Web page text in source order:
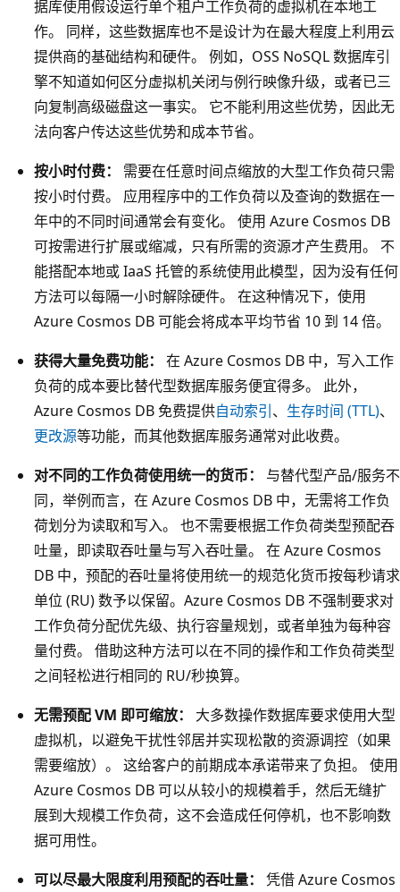
据库使用假设运行单个租户工作负荷的虚拟机在本地工
作。 同样，这些数据库也不是设计为在最大程度上利用云
提供商的基础结构和硬件。 例如，OSS NoSQL 数据库引
擎不知道如何区分虚拟机关闭与例行映像升级，或者已三
向复制高级磁盘这一事实。 它不能利用这些优势，因此无
法向客户传达这些优势和成本节省。
按小时付费：
需要在任意时间点缩放的大型工作负荷只需
按小时付费。 应用程序中的工作负荷以及查询的数据在一
年中的不同时间通常会有变化。 使用 Azure Cosmos DB
可按需进行扩展或缩减，只有所需的资源才产生费用。 不
能搭配本地或 IaaS 托管的系统使用此模型，因为没有任何
方法可以每隔一小时解除硬件。 在这种情况下，使用
Azure Cosmos DB 可能会将成本平均节省 10 到 14 倍。
获得大量免费功能：
在 Azure Cosmos DB 中，写入工作
负荷的成本要比替代型数据库服务便宜得多。 此外，
Azure Cosmos DB 免费提供自动索引、 生存时间 (TTL)、
更改源等功能，而其他数据库服务通常对此收费。
对不同的工作负荷使用统一的货币：
与替代型产品/服务不
同，举例而言，在 Azure Cosmos DB 中，无需将工作负
荷划分为读取和写入。 也不需要根据工作负荷类型预配吞
吐量，即读取吞吐量与写入吞吐量。 在 Azure Cosmos
DB 中，预配的吞吐量将使用统一的规范化货币按每秒请求
单位 (RU) 数予以保留。Azure Cosmos DB 不强制要求对
工作负荷分配优先级、执行容量规划，或者单独为每种容
量付费。 借助这种方法可以在不同的操作和工作负荷类型
之间轻松进行相同的 RU/秒换算。
无需预配 VM 即可缩放：
大多数操作数据库要求使用大型
虚拟机，以避免干扰性邻居并实现松散的资源调控（如果
需要缩放）。 这给客户的前期成本承诺带来了负担。 使用
Azure Cosmos DB 可以从较小的规模着手，然后无缝扩
展到大规模工作负荷，这不会造成任何停机，也不影响数
据可用性。
可以尽最大限度利用预配的吞吐量：
凭借 Azure Cosmos